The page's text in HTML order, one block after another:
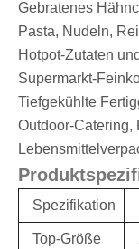
Gebratenes
Pasta, Nudeln,
Hotpot-Zutaten
Supermarkt-
Tiefgekühlte
Outdoor-Catering,
Spezifikation
Top-Größe